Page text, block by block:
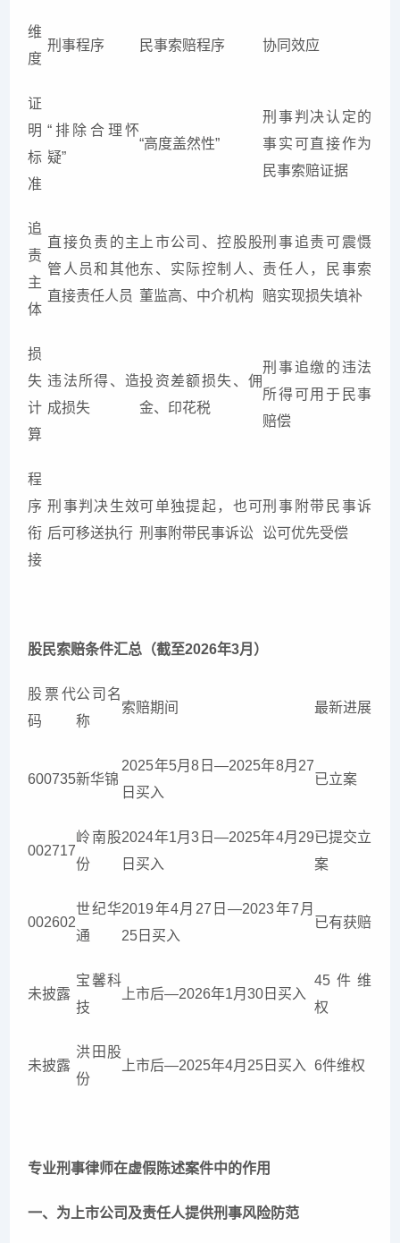
维
度
刑事程序 民事索赔程序 协同效应
证
明
标
准
“排除合理怀
疑”
“高度盖然性”
刑事判决认定的
事实可直接作为
民事索赔证据
追
责
主
体
直接负责的主
管人员和其他
直接责任人员
上市公司、控股股
东、实际控制人、
董监高、中介机构
刑事追责可震慑
责任人，民事索
赔实现损失填补
损
失
计
算
违法所得、造
成损失
投资差额损失、佣
金、印花税
刑事追缴的违法
所得可用于民事
赔偿
程
序
衔
接
刑事判决生效
后可移送执行
可单独提起，也可
刑事附带民事诉讼
刑事附带民事诉
讼可优先受偿
股民索赔条件汇总（截至2026年3月）
股票代
码
公司名
称
索赔期间 最新进展
600735新华锦
2025年5月8日—2025年8月27
日买入
已立案
002717
岭南股
份
2024年1月3日—2025年4月29
日买入
已提交立
案
002602
世纪华
通
2019年4月27日—2023年7月
25日买入
已有获赔
未披露
宝馨科
技
上市后—2026年1月30日买入
45件维
权
未披露
洪田股
份
上市后—2025年4月25日买入 6件维权
专业刑事律师在虚假陈述案件中的作用
一、为上市公司及责任人提供刑事风险防范